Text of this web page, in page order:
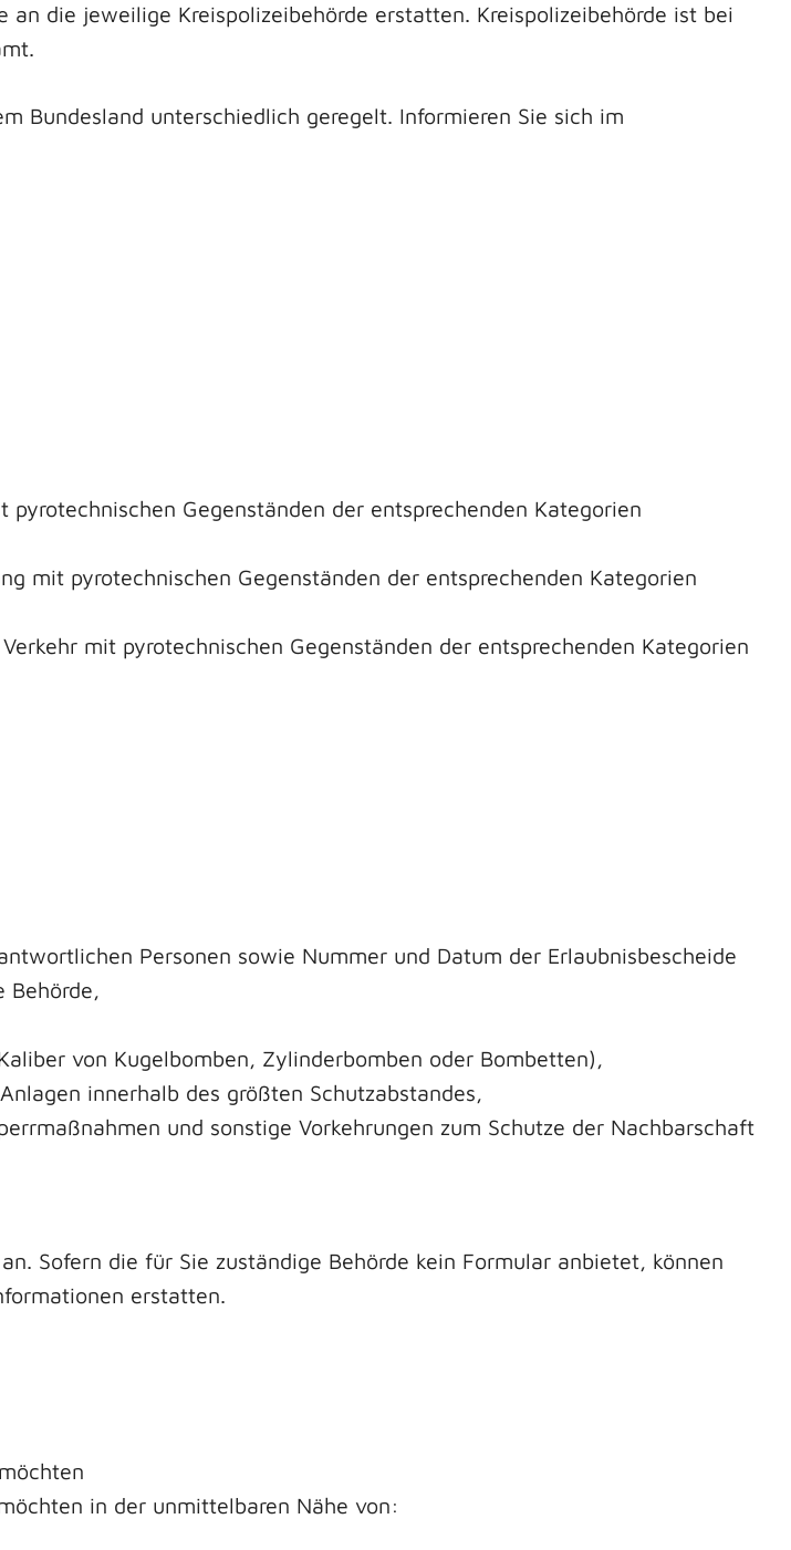
die jeweilige Kreispolizeibehörde erstatten. Kreispolizeibehörde ist bei
Bundesland unterschiedlich geregelt. Informieren Sie sich im
Gegenständen der entsprechenden Kategorien
mit pyrotechnischen Gegenständen der entsprechenden Kategorien
mit pyrotechnischen Gegenständen der entsprechenden Kategorien
Personen sowie Nummer und Datum der Erlaubnisbescheide
Behörde,
von Kugelbomben, Zylinderbomben oder Bombetten),
innerhalb des größten Schutzabstandes,
und sonstige Vorkehrungen zum Schutze der Nachbarschaft
Sofern die für Sie zuständige Behörde kein Formular anbietet, können
erstatten.
in der unmittelbaren Nähe von: